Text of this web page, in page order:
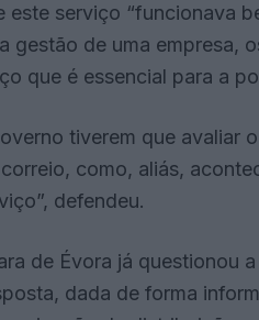
este serviço “funcionava
gestão de uma empresa,
que é essencial para a
tiverem que avaliar
como, aliás,
defendeu.
de Évora já questionou
dada de forma